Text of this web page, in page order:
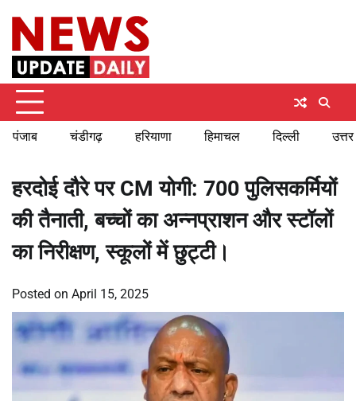
content
पंजाब चंडीगढ़ हरियाणा हिमाचल दिल्ली
हरदोई दौरे पर CM योगी: 700 पुलिसकर्मियों
की तैनाती, बच्चों का अन्नप्राशन और स्टॉलों
का निरीक्षण, स्कूलों में छुट्टी।
Posted on April 15, 2025